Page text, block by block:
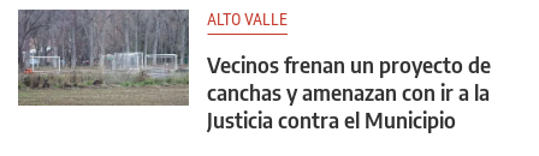
ALTO VALLE
Vecinos frenan un proyecto de
canchas y amenazan con ir a la
Justicia contra el Municipio